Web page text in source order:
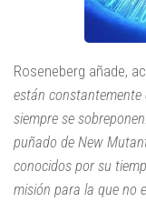
Roseneberg añade,
están constantemente
siempre se
puñado de New
conocidos por su
misión para la que no